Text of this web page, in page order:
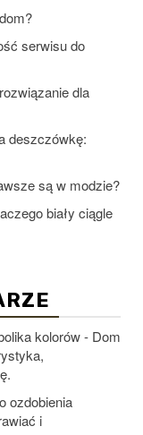
serwisu do
dla
deszczówkę:
są w modzie?
biały ciągle
kolorów - Dom
ozdobienia
i